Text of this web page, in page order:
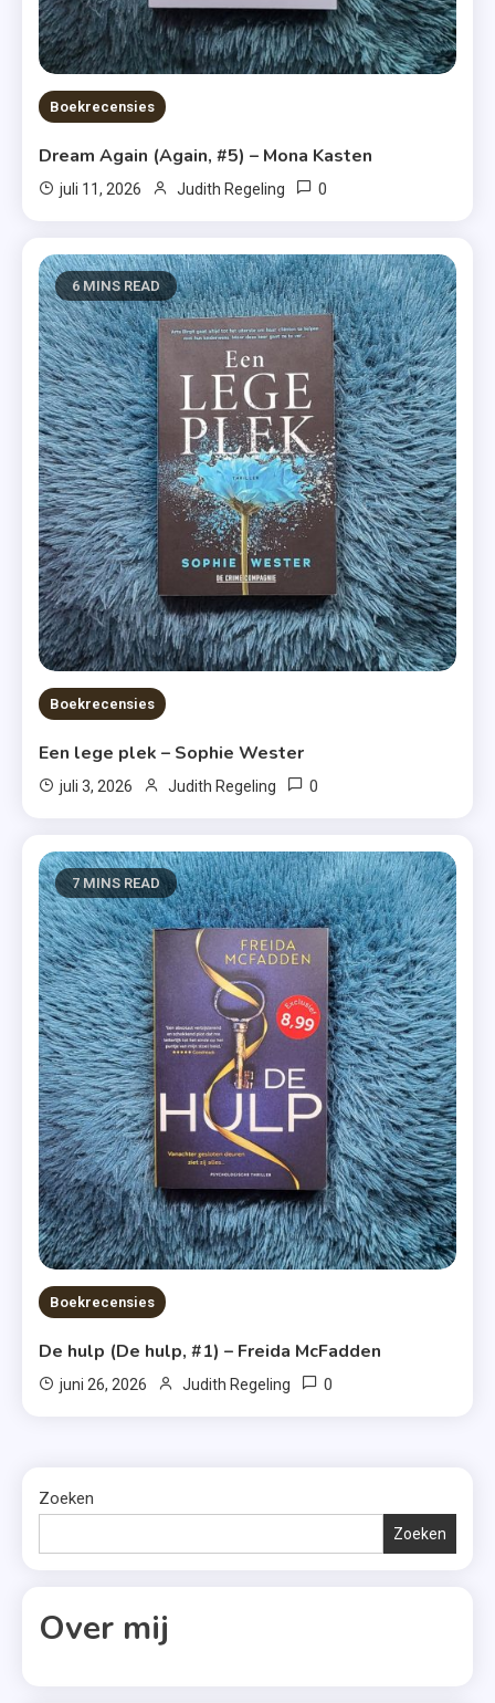
Boekrecensies
Dream Again (Again, #5) – Mona Kasten
juli 11, 2026 Judith Regeling 0
6 MINS READ
Boekrecensies
Een lege plek – Sophie Wester
juli 3, 2026 Judith Regeling 0
7 MINS READ
Boekrecensies
De hulp (De hulp, #1) – Freida McFadden
juni 26, 2026 Judith Regeling 0
Zoeken
Zoeken
Over mij